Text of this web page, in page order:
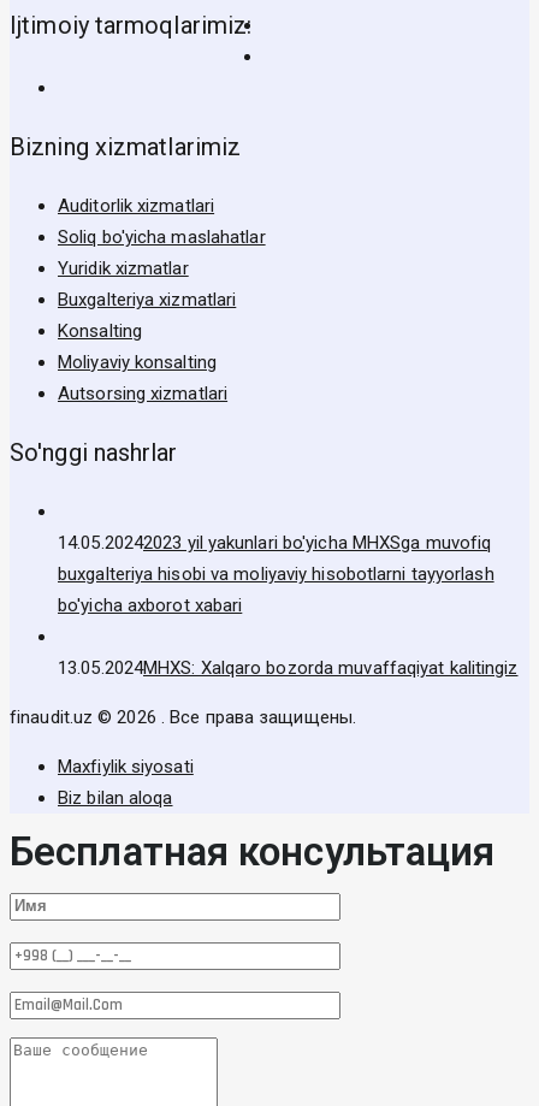
Ijtimoiy tarmoqlarimiz:
Bizning xizmatlarimiz
Auditorlik xizmatlari
Soliq bo'yicha maslahatlar
Yuridik xizmatlar
Buxgalteriya xizmatlari
Konsalting
Moliyaviy konsalting
Autsorsing xizmatlari
So'nggi nashrlar
14.05.20242023 yil yakunlari bo'yicha MHXSga muvofiq
buxgalteriya hisobi va moliyaviy hisobotlarni tayyorlash
bo'yicha axborot xabari
13.05.2024MHXS: Xalqaro bozorda muvaffaqiyat kalitingiz
finaudit.uz © 2026 . Все права защищены.
Maxfiylik siyosati
Biz bilan aloqa
Бесплатная консультация